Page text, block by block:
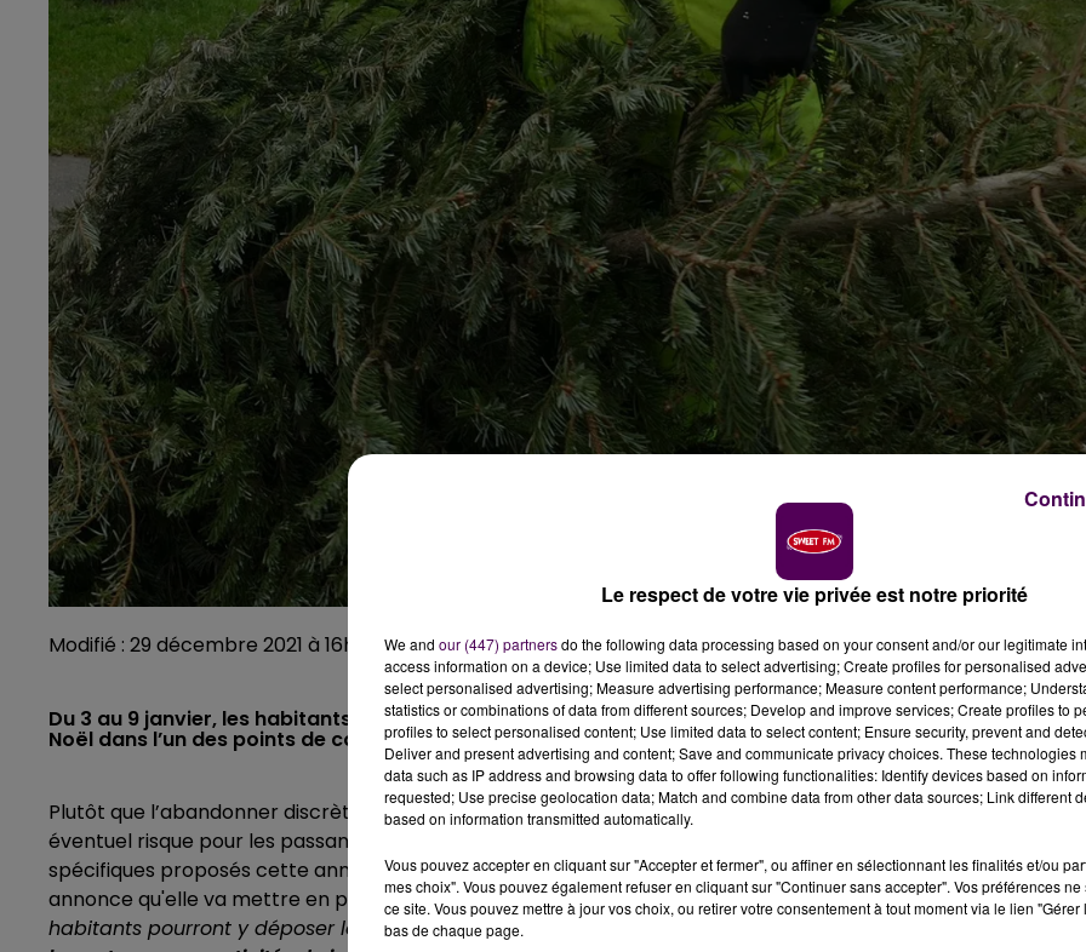
Modifié : 29 décembre 2021 à 16h26 par Emilien Borderie
Du 3 au 9 janvier, les habitants de la communauté urbaine d’Alençon sont invités à déposer leur sapin de
Noël dans l’un des points de collecte spécialement mis en place.
Plutôt que l’abandonner discrètement sur le trottoir, ce qui fera assurément désordre et présentera un
éventuel risque pour les passants, mieux vaut déposer son vieux sapin de Noël dans l’un des points de
spécifiques proposés cette année encore dans l’agglomération alençonnaise : la communauté urbaine
annonce qu'elle va mettre en place, entre ces lundi 3 et dimanche 9 janvier, treize zones dédiées."Les
habitants pourront y déposer leur sapin naturel,il sera récupéré par le Collectif d’urgence qui utilisera le
Le respect de votre vie privée est notre priorité
We and our (447) partnersdo the following data processing based on your consent and/or our legitimate
access information on a device; Use limited data to select advertising; Create profiles for personalised
select personalised advertising; Measure advertising performance; Measure content performance;
statistics or combinations of data from different sources; Develop and improve services; Create profiles to
profiles to select personalised content; Use limited data to select content; Ensure security, prevent and
Deliver and present advertising and content; Save and communicate privacy choices. These technologies
data such as IP address and browsing data to offer following functionalities: Identify devices based on
requested; Use precise geolocation data; Match and combine data from other data sources; Link different
based on information transmitted automatically.
Vous pouvez accepter en cliquant sur "Accepter et fermer", ou affiner en sélectionnant les finalités et/ou
mes choix". Vous pouvez également refuser en cliquant sur "Continuer sans accepter". Vos préférences
ce site. Vous pouvez mettre à jour vos choix, ou retirer votre consentement à tout moment via le lien
bas de chaque page.